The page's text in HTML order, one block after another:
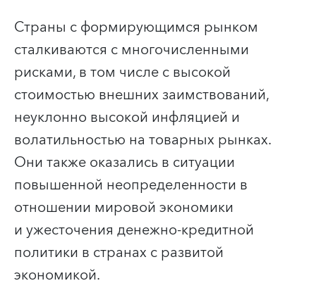
Страны с формирующимся рынком
сталкиваются с многочисленными
рисками, в том числе с высокой
стоимостью внешних заимствований,
неуклонно высокой инфляцией и
волатильностью на товарных рынках.
Они также оказались в ситуации
повышенной неопределенности в
отношении мировой экономики
и ужесточения денежно-кредитной
политики в странах с развитой
экономикой.